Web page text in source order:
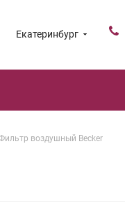
Екатеринбург
воздушный Becker